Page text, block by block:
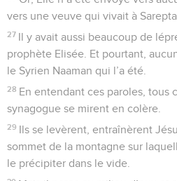
vers une veuve qui vivait à
27 Il y avait aussi beaucoup de
prophète Elisée. Et pourtant,
le Syrien Naaman qui l’a été.
28 En entendant ces paroles, tous
synagogue se mirent en colère.
29 Ils se levèrent, entraînèrent
sommet de la montagne sur
le précipiter dans le vide.